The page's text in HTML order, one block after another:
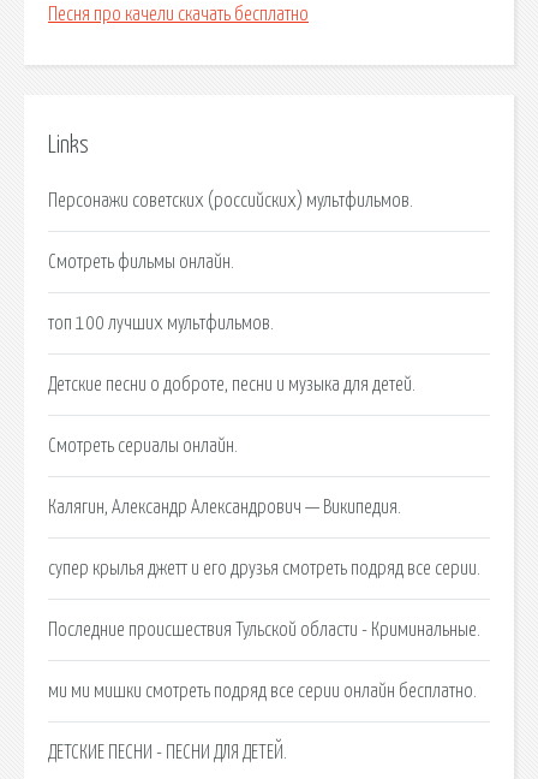
Песня про качели скачать бесплатно
Links
Персонажи советских (российских) мультфильмов.
Смотреть фильмы онлайн.
топ 100 лучших мультфильмов.
Детские песни о доброте, песни и музыка для детей.
Cмотреть сериалы онлайн.
Калягин, Александр Александрович — Википедия.
супер крылья джетт и его друзья смотреть подряд все серии.
Последние происшествия Тульской области - Криминальные.
ми ми мишки смотреть подряд все серии онлайн бесплатно.
ДЕТСКИЕ ПЕСНИ - ПЕСНИ ДЛЯ ДЕТЕЙ.